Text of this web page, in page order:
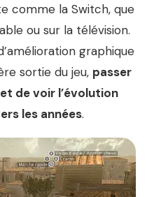
comme la Switch, que
ou sur la télévision.
graphique
sortie du jeu, passer
de voir l’évolution
les années.